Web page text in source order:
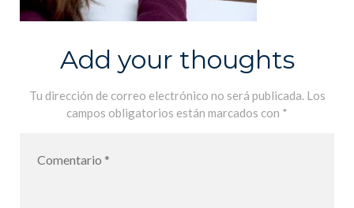
Add your thoughts
Tu dirección de correo electrónico no será publicada. Los
campos obligatorios están marcados con *